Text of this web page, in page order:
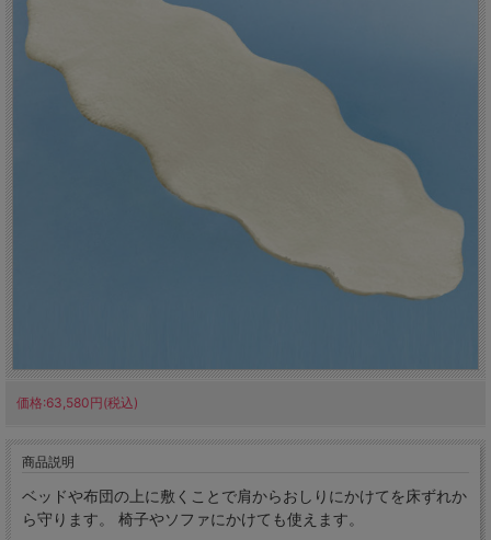
価格:63,580円(税込)
商品説明
ベッドや布団の上に敷くことで肩からおしりにかけてを床ずれか
ら守ります。 椅子やソファにかけても使えます。